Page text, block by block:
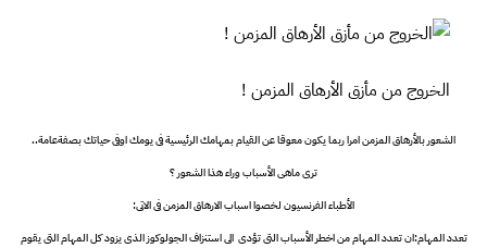
الخروج من مأزق الأرهاق المزمن !
الشعور بالأرهاق المزمن امرا ربما يكون معوقا عن القيام بمهامك الرئيسية فى يومك اوفى حياتك بصفةعامة..
ترى ماهى الأسباب وراء هذا الشعور ؟
الأطباء الفرنسيون لخصوا اسباب الارهاق المزمن فى الاتى:
تعدد المهام:ان تعدد المهام من اخطر الأسباب التى تؤدى الى استنزاف الجولوكوز الذى يزود كل المهام التى يقوم